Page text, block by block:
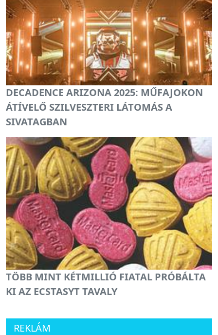
DECADENCE ARIZONA 2025: MŰFAJOKON
ÁTÍVELŐ SZILVESZTERI LÁTOMÁS A
SIVATAGBAN
TÖBB MINT KÉTMILLIÓ FIATAL PRÓBÁLTA
KI AZ ECSTASYT TAVALY
REKLÁM